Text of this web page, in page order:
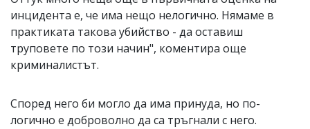
инцидента е, че има нещо нелогично. Нямаме в
практиката такова убийство - да оставиш
труповете по този начин", коментира още
криминалистът.
Според него би могло да има принуда, но по-
логично е доброволно да са тръгнали с него.